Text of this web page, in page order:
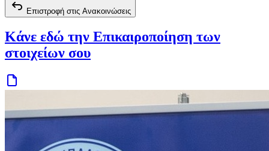
Επιστροφή στις Ανακοινώσεις
Κάνε εδώ την Επικαιροποίηση των
στοιχείων σου